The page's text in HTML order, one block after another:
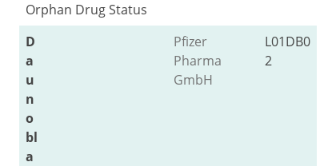
Orphan Drug Status
D
a
u
n
o
bl
a
Pfizer
Pharma
GmbH
L01DB0
2